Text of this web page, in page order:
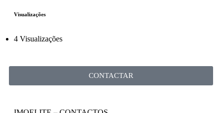
Visualizações
4 Visualizações
CONTACTAR